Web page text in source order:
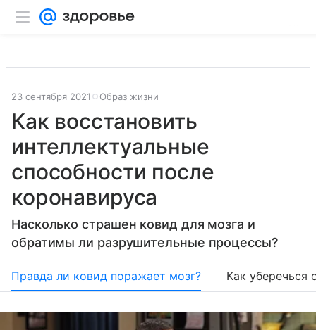
23 сентября 2021 Образ жизни
Как восстановить
интеллектуальные
способности после
коронавируса
Насколько страшен ковид для мозга и
обратимы ли разрушительные процессы?
Правда ли ковид поражает мозг? Как уберечься